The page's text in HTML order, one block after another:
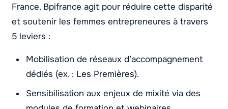
France. Bpifrance agit pour réduire cette disparité
et soutenir les femmes entrepreneures à travers
5 leviers :
Mobilisation de réseaux d’accompagnement
dédiés (ex. : Les Premières).
Sensibilisation aux enjeux de mixité via des